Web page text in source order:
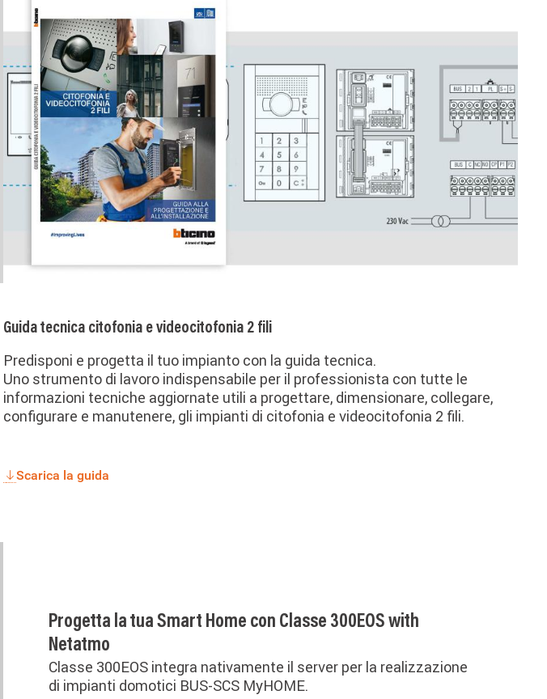
Guida tecnica citofonia e videocitofonia 2 fili
Predisponi e progetta il tuo impianto con la guida tecnica.
Uno strumento di lavoro indispensabile per il professionista con tutte le
informazioni tecniche aggiornate utili a progettare, dimensionare, collegare,
configurare e manutenere, gli impianti di citofonia e videocitofonia 2 fili.
Scarica la guida
Progetta la tua Smart Home con Classe 300EOS with
Netatmo
Classe 300EOS integra nativamente il server per la realizzazione
di impianti domotici BUS-SCS MyHOME.